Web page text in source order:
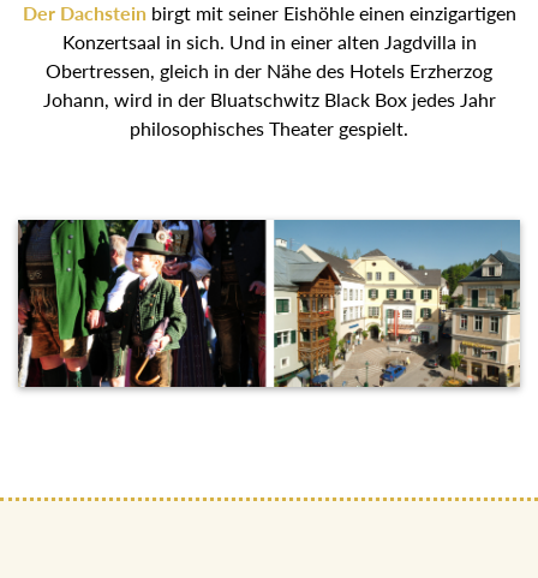
Der Dachstein birgt mit seiner Eishöhle einen einzigartigen
Konzertsaal in sich. Und in einer alten Jagdvilla in
Obertressen, gleich in der Nähe des Hotels Erzherzog
Johann, wird in der Bluatschwitz Black Box jedes Jahr
philosophisches Theater gespielt.